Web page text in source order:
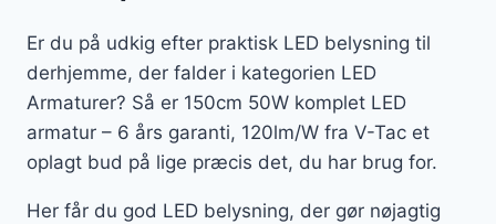
Er du på udkig efter praktisk LED belysning til
derhjemme, der falder i kategorien LED
Armaturer? Så er 150cm 50W komplet LED
armatur – 6 års garanti, 120lm/W fra V-Tac et
oplagt bud på lige præcis det, du har brug for.
Her får du god LED belysning, der gør nøjagtig